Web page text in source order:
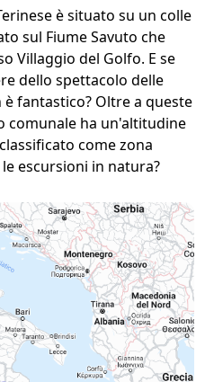
è situato su un colle
sul Fiume Savuto che
Villaggio del Golfo. E se
dello spettacolo delle
fantastico? Oltre a queste
comunale ha un'altitudine
come zona
escursioni in natura?